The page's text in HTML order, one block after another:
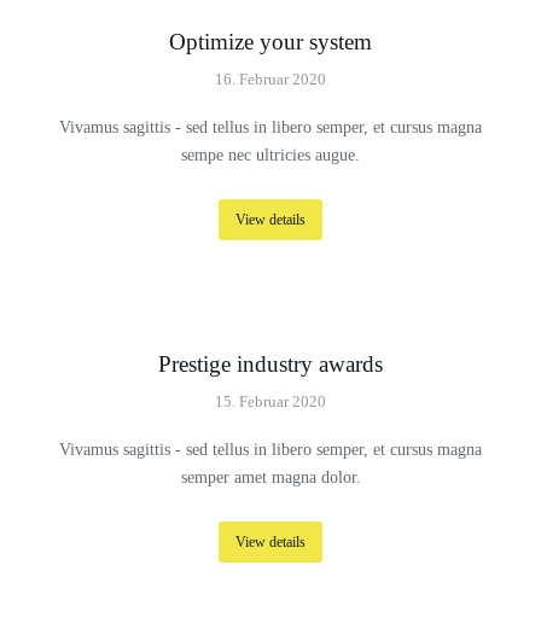
Optimize your system
16. Februar 2020
Vivamus sagittis - sed tellus in libero semper, et cursus magna
sempe nec ultricies augue.
View details
Prestige industry awards
15. Februar 2020
Vivamus sagittis - sed tellus in libero semper, et cursus magna
semper amet magna dolor.
View details